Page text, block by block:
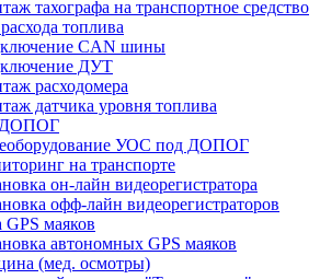
тахографа на транспортное средство
топлива
CAN шины
ДУТ
расходомера
датчика уровня топлива
УОС под ДОПОГ
на транспорте
он-лайн видеорегистратора
офф-лайн видеорегистраторов
GPS маяков
автономных GPS маяков
(мед. осмотры)